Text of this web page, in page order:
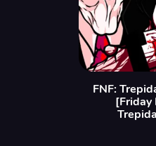
FNF:
[Friday